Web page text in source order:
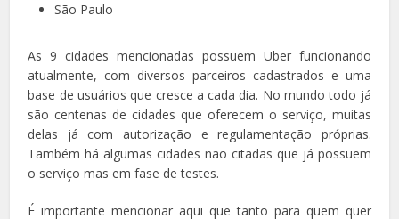
São Paulo
As 9 cidades mencionadas possuem Uber funcionando
atualmente, com diversos parceiros cadastrados e uma
base de usuários que cresce a cada dia. No mundo todo já
são centenas de cidades que oferecem o serviço, muitas
delas já com autorização e regulamentação próprias.
Também há algumas cidades não citadas que já possuem
o serviço mas em fase de testes.
É importante mencionar aqui que tanto para quem quer